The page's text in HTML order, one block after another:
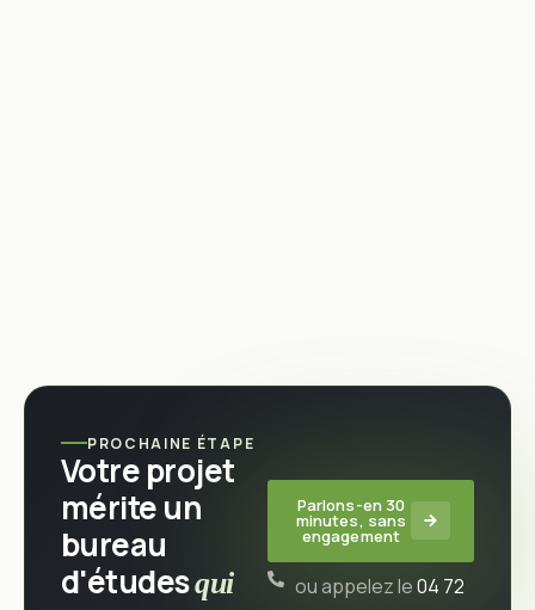
PROCHAINE ÉTAPE
Votre projet
mérite un
bureau
d'étudesqui
Parlons-en 30
minutes, sans
engagement
ou appelez le04 72